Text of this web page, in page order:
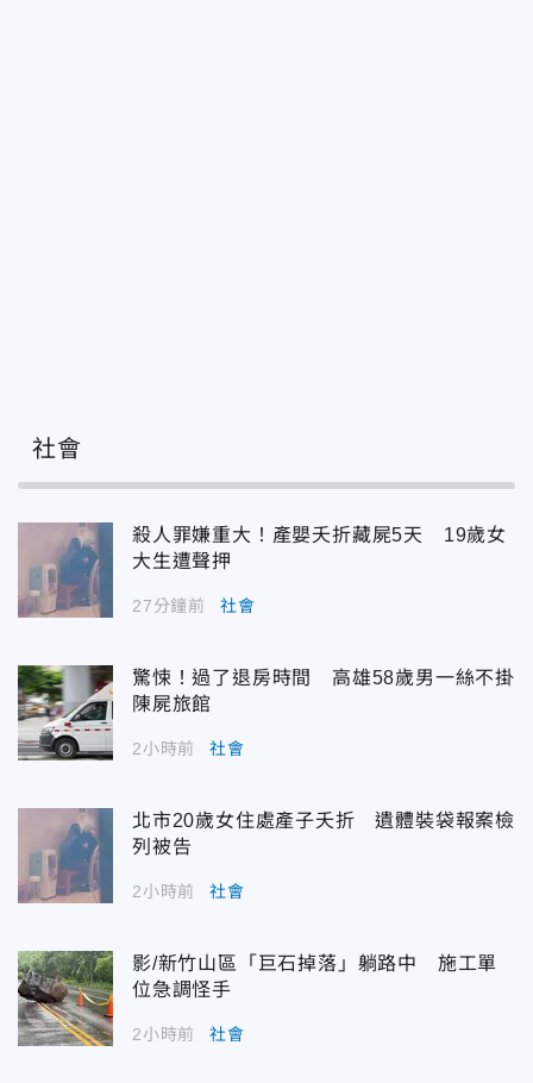
社會
殺人罪嫌重大！產嬰夭折藏屍5天 19歲女
大生遭聲押
27分鐘前 社會
驚悚！過了退房時間 高雄58歲男一絲不掛
陳屍旅館
2小時前 社會
北市20歲女住處產子夭折 遺體裝袋報案檢
列被告
2小時前 社會
影/新竹山區「巨石掉落」躺路中 施工單
位急調怪手
2小時前 社會